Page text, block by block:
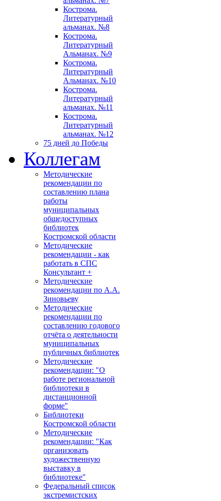
Кострома.
Литературный
альманах. №8
Кострома.
Литературный
Альманах. №9
Кострома.
Литературный
Альманах. №10
Кострома.
Литературный
альманах. №11
Кострома.
Литературный
альманах. №12
75 дней до Победы
Коллегам
Методические
рекомендации по
составлению плана
работы
муниципальных
общедоступных
библиотек
Костромской области
Методические
рекомендации - как
работать в СПС
Консультант +
Методические
рекомендации по А.А.
Зиновьеву
Методические
рекомендации по
составлению годового
отчёта о деятельности
муниципальных
публичных библиотек
Методические
рекомендации: "О
работе региональной
библиотеки в
дистанционной
форме"
Библиотеки
Костромской области
Методические
рекомендации: "Как
организовать
художественную
выставку в
библиотеке"
Федеральный список
экстремистских